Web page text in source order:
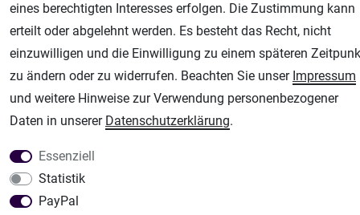
Küchen Zubehör - Haus/Garten - Tierbedarf
eines berechtigten Interesses erfolgen. Die Zustimmung kann
erteilt oder abgelehnt werden. Es besteht das Recht, nicht
einzuwilligen und die Einwilligung zu einem späteren
zu ändern oder zu widerrufen. Beachten Sie unser Impressum
und weitere Hinweise zur Verwendung personenbezogener
Daten in unserer Daten­schutz­erklärung.
Essenziell
Statistik
PayPal